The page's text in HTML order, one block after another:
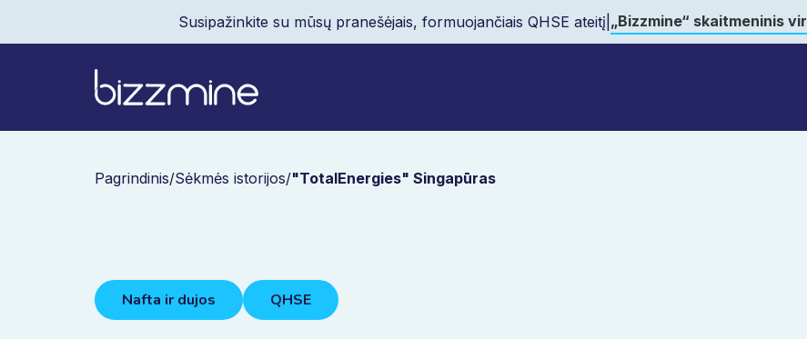
Susipažinkite su mūsų pranešėjais, formuojančiais QHSE ateitį „Bizzmine“ skaitmeninis
Pagrindinis/Sėkmės istorijos/"TotalEnergies" Singapūras
Nafta ir dujos QHSE